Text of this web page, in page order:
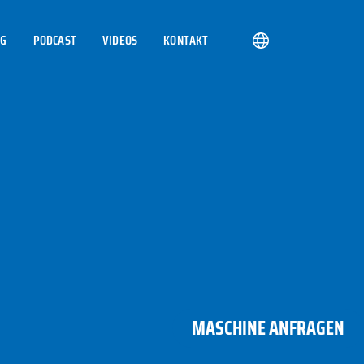
PODCAST VIDEOS KONTAKT
MASCHINE ANFRAGEN